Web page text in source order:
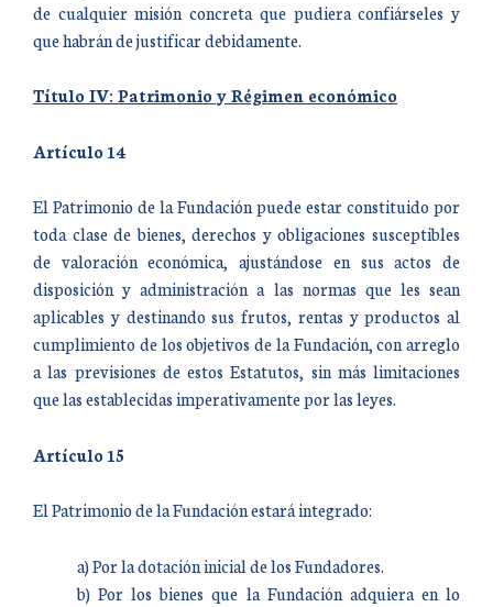
de cualquier misión concreta que pudiera confiárseles y
que habrán de justificar debidamente.
Título IV: Patrimonio y Régimen económico
Artículo 14
El Patrimonio de la Fundación puede estar constituido por
toda clase de bienes, derechos y obligaciones susceptibles
de valoración económica, ajustándose en sus actos de
disposición y administración a las normas que les sean
aplicables y destinando sus frutos, rentas y productos al
cumplimiento de los objetivos de la Fundación, con arreglo
a las previsiones de estos Estatutos, sin más limitaciones
que las establecidas imperativamente por las leyes.
Artículo 15
El Patrimonio de la Fundación estará integrado:
a) Por la dotación inicial de los Fundadores.
b) Por los bienes que la Fundación adquiera en lo